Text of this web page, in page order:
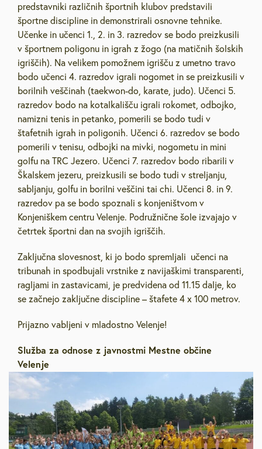
predstavniki različnih športnih klubov predstavili
športne discipline in demonstrirali osnovne tehnike.
Učenke in učenci 1., 2. in 3. razredov se bodo preizkusili
v športnem poligonu in igrah z žogo (na matičnih šolskih
igriščih). Na velikem pomožnem igrišču z umetno travo
bodo učenci 4. razredov igrali nogomet in se preizkusili v
borilnih veščinah (taekwon-do, karate, judo). Učenci 5.
razredov bodo na kotalkališču igrali rokomet, odbojko,
namizni tenis in petanko, pomerili se bodo tudi v
štafetnih igrah in poligonih. Učenci 6. razredov se bodo
pomerili v tenisu, odbojki na mivki, nogometu in mini
golfu na TRC Jezero. Učenci 7. razredov bodo ribarili v
Škalskem jezeru, preizkusili se bodo tudi v streljanju,
sabljanju, golfu in borilni veščini tai chi. Učenci 8. in 9.
razredov pa se bodo spoznali s konjeništvom v
Konjeniškem centru Velenje. Podružnične šole izvajajo v
četrtek športni dan na svojih igriščih.
Zaključna slovesnost, ki jo bodo spremljali učenci na
tribunah in spodbujali vrstnike z navijaškimi transparenti,
ragljami in zastavicami, je predvidena od 11.15 dalje, ko
se začnejo zaključne discipline – štafete 4 x 100 metrov.
Prijazno vabljeni v mladostno Velenje!
Služba za odnose z javnostmi Mestne občine
Velenje